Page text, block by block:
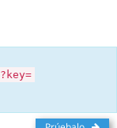
?key=